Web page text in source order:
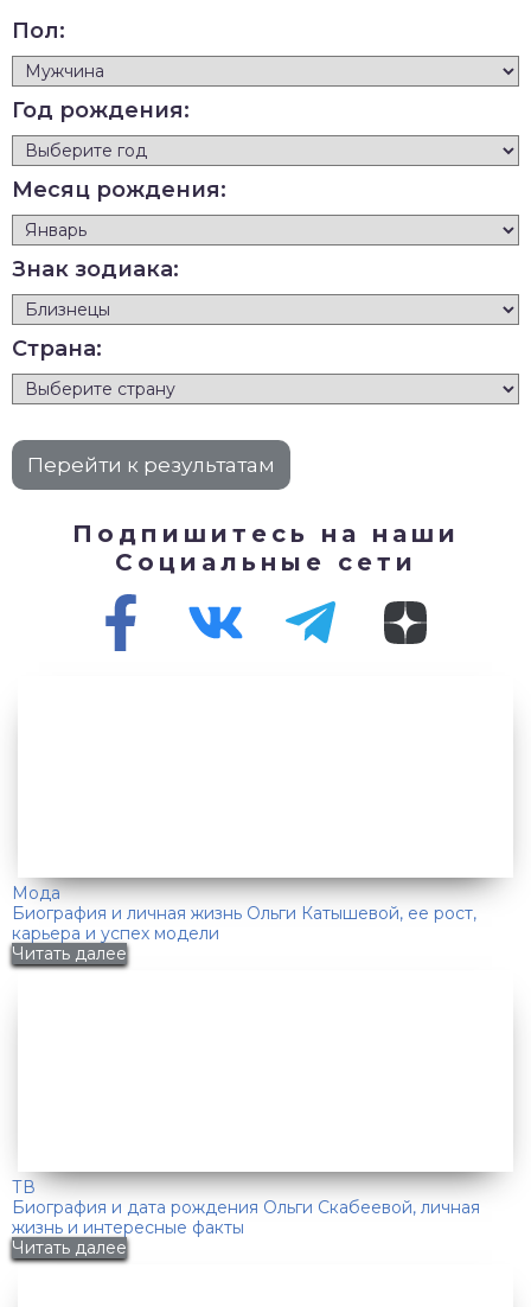
Пол:
Год рождения:
Месяц рождения:
Знак зодиака:
Страна:
Подпишитесь на наши
Социальные сети
Мода
Биография и личная жизнь Ольги Катышевой, ее рост,
карьера и успех модели
Читать далее
ТВ
Биография и дата рождения Ольги Скабеевой, личная
жизнь и интересные факты
Читать далее